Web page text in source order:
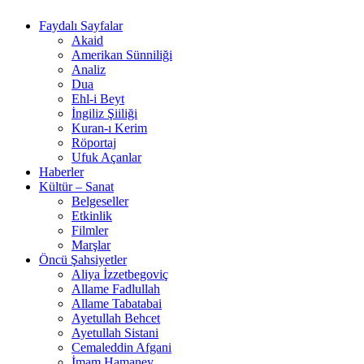
Faydalı Sayfalar
Akaid
Amerikan Sünniliği
Analiz
Dua
Ehl-i Beyt
İngiliz Şiiliği
Kuran-ı Kerim
Röportaj
Ufuk Açanlar
Haberler
Kültür – Sanat
Belgeseller
Etkinlik
Filmler
Marşlar
Öncü Şahsiyetler
Aliya İzzetbegoviç
Allame Fadlullah
Allame Tabatabai
Ayetullah Behcet
Ayetullah Sistani
Cemaleddin Afgani